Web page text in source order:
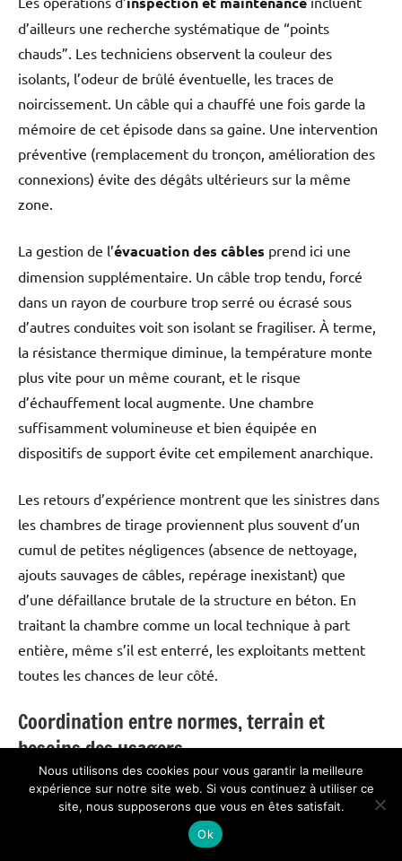
d’ailleurs une recherche systématique de “points
chauds”. Les techniciens observent la couleur des
isolants, l’odeur de brûlé éventuelle, les traces de
noircissement. Un câble qui a chauffé une fois garde la
mémoire de cet épisode dans sa gaine. Une intervention
préventive (remplacement du tronçon, amélioration des
connexions) évite des dégâts ultérieurs sur la même
zone.
La gestion de l’évacuation des câbles prend ici une
dimension supplémentaire. Un câble trop tendu, forcé
dans un rayon de courbure trop serré ou écrasé sous
d’autres conduites voit son isolant se fragiliser. À terme,
la résistance thermique diminue, la température monte
plus vite pour un même courant, et le risque
d’échauffement local augmente. Une chambre
suffisamment volumineuse et bien équipée en
dispositifs de support évite cet empilement anarchique.
Les retours d’expérience montrent que les sinistres dans
les chambres de tirage proviennent plus souvent d’un
cumul de petites négligences (absence de nettoyage,
ajouts sauvages de câbles, repérage inexistant) que
d’une défaillance brutale de la structure en béton. En
traitant la chambre comme un local technique à part
entière, même s’il est enterré, les exploitants mettent
toutes les chances de leur côté.
Coordination entre normes, terrain et
besoins des usagers
Les textes normatifs ne vivent pas en vase clos. Ils
évoluent au contact des retours terrain, des innovations
de matériaux et des nouveaux usages, comme l’essor des
Nous utilisons des cookies pour vous garantir la meilleure
expérience sur notre site web. Si vous continuez à utiliser ce
site, nous supposerons que vous en êtes satisfait.
Ok